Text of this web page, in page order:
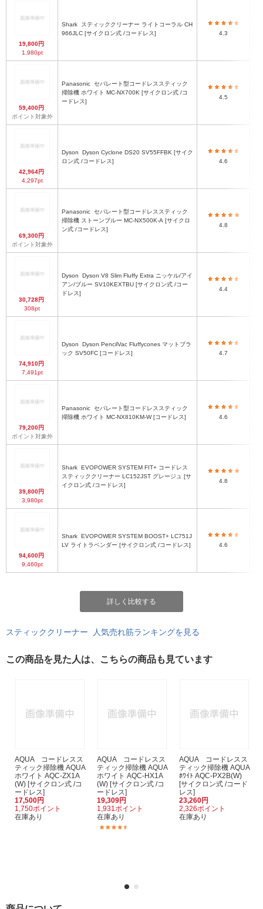
19,800円
1,980pt
Shark
966JLC [サイクロン式 /コードレス]
4.3
59,400円
ポイント対象外
Panasonic
掃除機 ホワイト MC-NX700K [サイクロン式 /コ
ードレス]
4.5
42,964円
4,297pt
Dyson
ロン式 /コードレス]
4.6
69,300円
ポイント対象外
Panasonic
掃除機 ストーンブルー MC-NX500K-A [サイクロ
ン式 /コードレス]
4.8
30,728円
308pt
Dyson
アン/ブルー SV10KEXTBU [サイクロン式 /コー
ドレス]
4.4
74,910円
7,491pt
Dyson
ック SV50FC [コードレス]
4.7
79,200円
ポイント対象外
Panasonic
掃除機 ホワイト MC-NX810KM-W [コードレス]
4.6
39,800円
3,980pt
Shark
スティッククリーナー LC152JST グレージュ [サ
イクロン式 /コードレス]
4.8
94,600円
9,460pt
Shark
LV ライトラベンダー [サイクロン式 /コードレス]
4.6
詳しく比較する
スティッククリーナー 人気売れ筋ランキングを見る
この商品を見た人は、こちらの商品も見ています
AQUA コードレスス
ティック掃除機 AQUA
ホワイト AQC-ZX1A
(W) [サイクロン式 /コ
ードレス]
17,500円
1,750ポイント
在庫あり
AQUA コードレスス
ティック掃除機 AQUA
ホワイト AQC-HX1A
(W) [サイクロン式 /コ
ードレス]
19,309円
1,931ポイント
在庫あり
AQUA コードレスス
ティック掃除機 AQUA
ﾎﾜｲﾄ AQC-PX2B(W)
[サイクロン式 /コード
レス]
23,260円
2,326ポイント
在庫あり